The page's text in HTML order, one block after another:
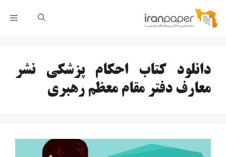
پرش
دانلود کتاب احکام پزشکی نشر
معارف دفتر مقام معظم رهبری